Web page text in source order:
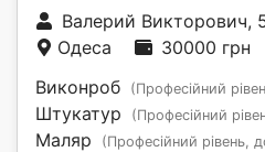
Валерий Викторович,
Одеса
30000 грн
Виконроб
(Професійний
Штукатур (Професійний
Маляр (Професійний рівень,